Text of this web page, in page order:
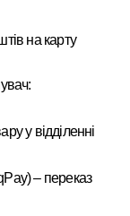
на карту
у відділенні
– переказ